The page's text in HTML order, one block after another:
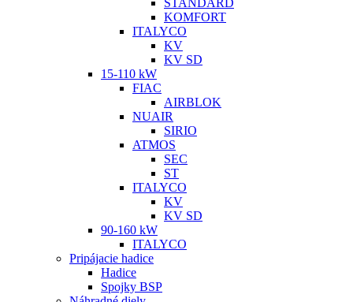
STANDARD
KOMFORT
ITALYCO
KV
KV SD
15-110 kW
FIAC
AIRBLOK
NUAIR
SIRIO
ATMOS
SEC
ST
ITALYCO
KV
KV SD
90-160 kW
ITALYCO
Pripájacie hadice
Hadice
Spojky BSP